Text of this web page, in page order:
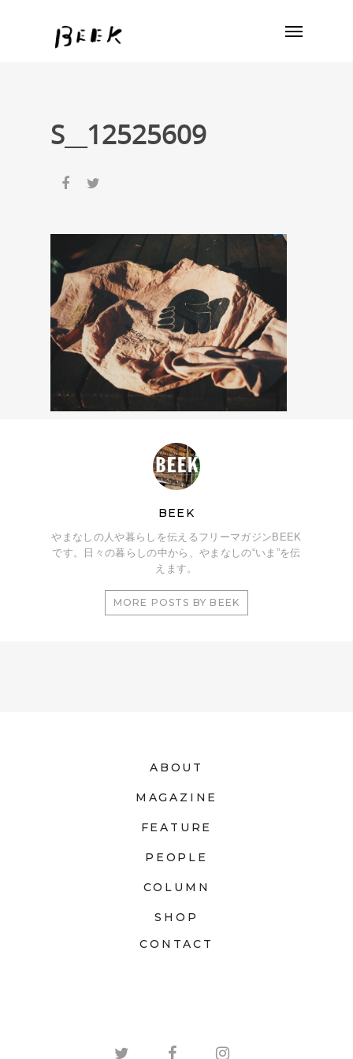
S__12525609
BEEK
やまなしの人や暮らしを伝えるフリーマガジンBEEK
です。日々の暮らしの中から、やまなしの“いま”を伝
えます。
MORE POSTS BY BEEK
ABOUT
MAGAZINE
FEATURE
PEOPLE
COLUMN
SHOP
CONTACT